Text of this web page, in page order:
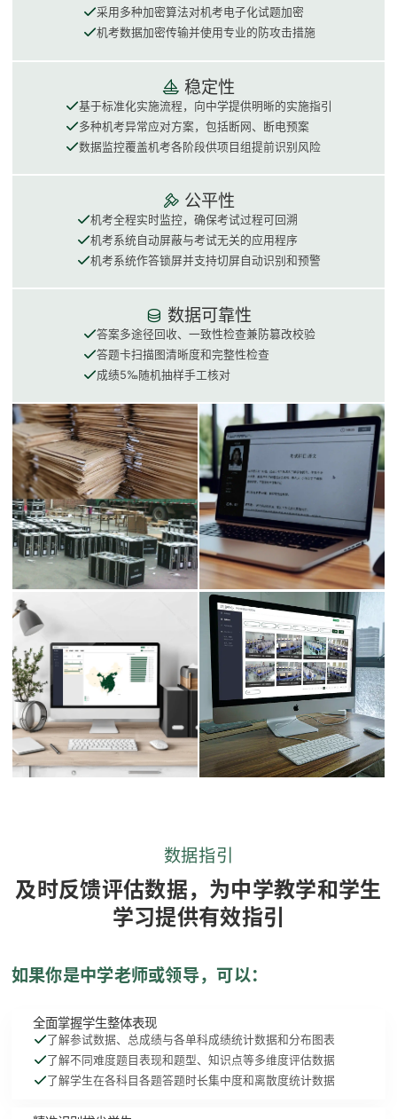
采用多种加密算法对机考电子化试题加密
机考数据加密传输并使用专业的防攻击措施
稳定性
基于标准化实施流程，向中学提供明晰的实施指引
多种机考异常应对方案，包括断网、断电预案
数据监控覆盖机考各阶段供项目组提前识别风险
公平性
机考全程实时监控，确保考试过程可回溯
机考系统自动屏蔽与考试无关的应用程序
机考系统作答锁屏并支持切屏自动识别和预警
数据可靠性
答案多途径回收、一致性检查兼防篡改校验
答题卡扫描图清晰度和完整性检查
成绩5‰随机抽样手工核对
数据指引
及时反馈评估数据，为中学教学和学生
学习提供有效指引
如果你是中学老师或领导，可以：
全面掌握学生整体表现
了解参试数据、总成绩与各单科成绩统计数据和分布图表
了解不同难度题目表现和题型、知识点等多维度评估数据
了解学生在各科目各题答题时长集中度和离散度统计数据